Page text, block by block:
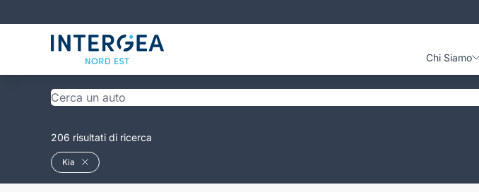
Chi Siamo
206 risultati di ricerca
Kia